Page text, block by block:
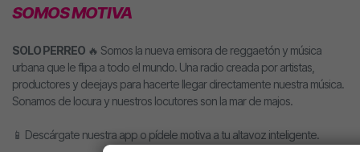
SOMOS MOTIVA
SOLO PERREO 🔥 Somos la nueva emisora de reggaetón y música
urbana que le flipa a todo el mundo. Una radio creada por artistas,
productores y deejays para hacerte llegar directamente nuestra música.
Sonamos de locura y nuestros locutores son la mar de majos.
📱 Descárgate nuestra app o pídele motiva a tu altavoz inteligente.